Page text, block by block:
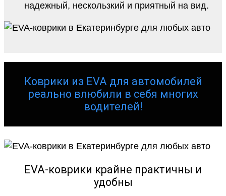
надежный, нескользкий и приятный на вид.
Коврики из EVA для автомобилей
реально влюбили в себя многих
водителей!
EVA-коврики крайне практичны и
удобны